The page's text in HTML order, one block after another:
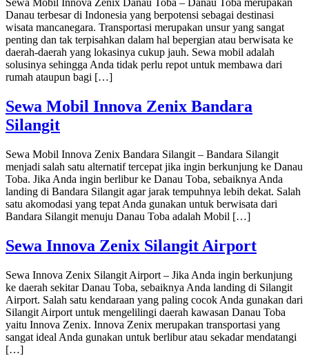
Sewa Mobil Innova Zenix Danau Toba – Danau Toba merupakan
Danau terbesar di Indonesia yang berpotensi sebagai destinasi
wisata mancanegara. Transportasi merupakan unsur yang sangat
penting dan tak terpisahkan dalam hal bepergian atau berwisata ke
daerah-daerah yang lokasinya cukup jauh. Sewa mobil adalah
solusinya sehingga Anda tidak perlu repot untuk membawa dari
rumah ataupun bagi […]
Sewa Mobil Innova Zenix Bandara
Silangit
Sewa Mobil Innova Zenix Bandara Silangit – Bandara Silangit
menjadi salah satu alternatif tercepat jika ingin berkunjung ke Danau
Toba. Jika Anda ingin berlibur ke Danau Toba, sebaiknya Anda
landing di Bandara Silangit agar jarak tempuhnya lebih dekat. Salah
satu akomodasi yang tepat Anda gunakan untuk berwisata dari
Bandara Silangit menuju Danau Toba adalah Mobil […]
Sewa Innova Zenix Silangit Airport
Sewa Innova Zenix Silangit Airport – Jika Anda ingin berkunjung
ke daerah sekitar Danau Toba, sebaiknya Anda landing di Silangit
Airport. Salah satu kendaraan yang paling cocok Anda gunakan dari
Silangit Airport untuk mengelilingi daerah kawasan Danau Toba
yaitu Innova Zenix. Innova Zenix merupakan transportasi yang
sangat ideal Anda gunakan untuk berlibur atau sekadar mendatangi
[…]